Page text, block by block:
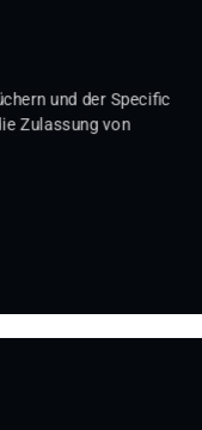
und der Specific
Zulassung von